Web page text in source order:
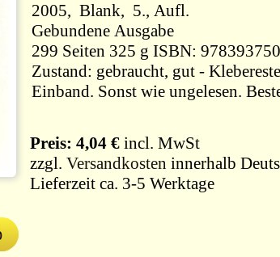
2005, Blank, 5., Aufl.
Gebundene Ausgabe
299 Seiten 325 g ISBN:
Zustand: gebraucht, gut -
Einband. Sonst wie ungelesen.
Preis: 4,04 € incl. MwSt
zzgl. Versandkosten innerhalb
Lieferzeit ca. 3-5 Werktage